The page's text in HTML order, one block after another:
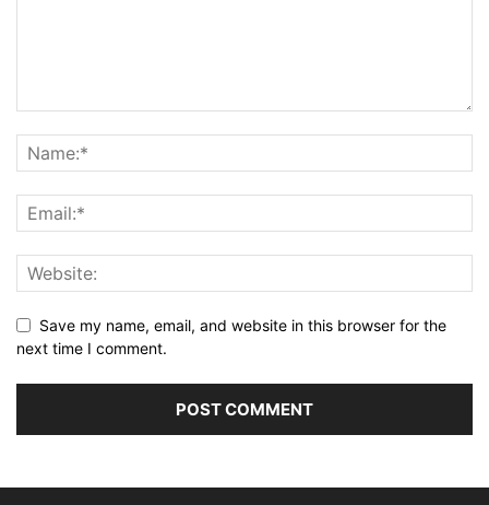
Save my name, email, and website in this browser for the
next time I comment.